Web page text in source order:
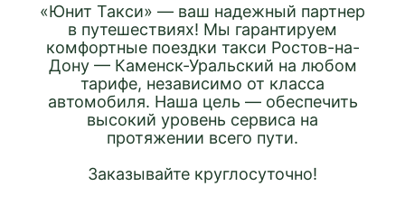
«Юнит Такси» — ваш надежный партнер
в путешествиях! Мы гарантируем
комфортные поездки такси Ростов-на-
Дону — Каменск-Уральский на любом
тарифе, независимо от класса
автомобиля. Наша цель — обеспечить
высокий уровень сервиса на
протяжении всего пути.
Заказывайте круглосуточно!